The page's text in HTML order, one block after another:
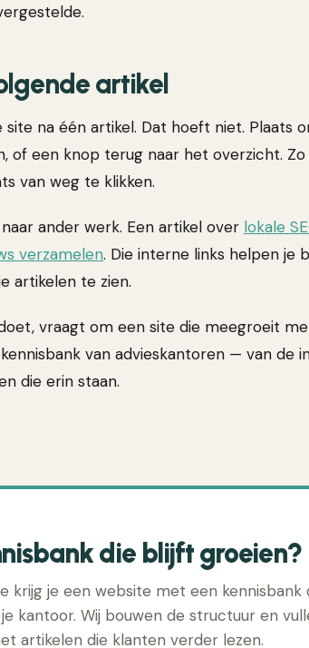
artikel
na één artikel. Dat hoeft niet. Plaats
of een knop terug naar het overzicht.
van weg te klikken.
ander werk. Een artikel over lokale
verzamelen. Die interne links helpen je
artikelen te zien.
vraagt om een site die meegroeit
van advieskantoren — van de
die erin staan.
die blijft groeien?
krijg je een website met een kennisbank
kantoor. Wij bouwen de structuur en
artikelen die klanten verder lezen.